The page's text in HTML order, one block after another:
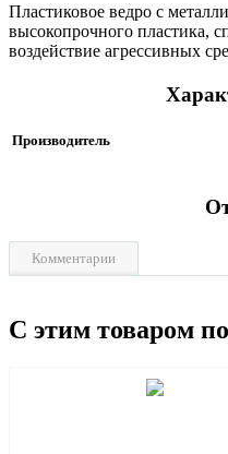
Пластиковое ведро с
высокопрочного пластика,
воздействие агрессивных
Производитель
Комментарии
С этим товаром